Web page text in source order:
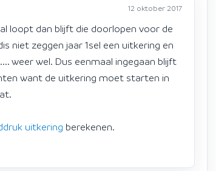
12 oktober 2017
loopt dan blijft die doorlopen voor de
niet zeggen jaar 1sel een uitkering en
weer wel. Dus eenmaal ingegaan blijft
want de uitkering moet starten in
uitkering berekenen.